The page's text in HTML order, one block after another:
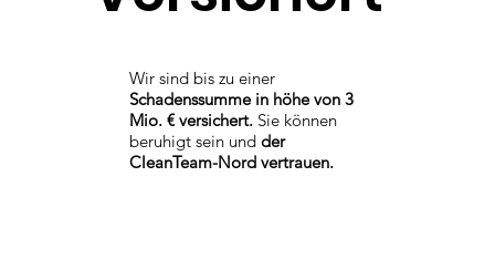
Wir sind bis zu einer
Schadenssumme in höhe von 3
Mio. € versichert. Sie können
beruhigt sein undder
CleanTeam-Nord vertrauen.